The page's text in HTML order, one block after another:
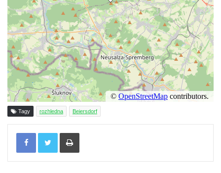
Rozhledna na hradě Oybin
Frotzelova rozhledna u Ejmovy chaty na
Stříbrníku
Vyhlídka Belvedér
Rozhledna na Skřivánčím vrchu u Málkova
Rozhledna Schlechteberg
Rozhledna Tanečnice
Rozhledna Weifberg
Rozhledna Na Stráži (Sloup v Čechách)
Rozhledna Diana v Karlových Varech
Tagy rozhledna Beiersdorf
Tisknout